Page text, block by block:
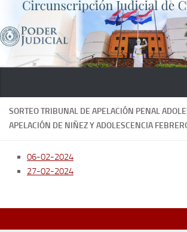
Saltar al contenido
SORTEO TRIBUNAL DE APELACIÓN PENAL
APELACIÓN DE NIÑEZ Y ADOLESCENCIA
06-02-2024
27-02-2024